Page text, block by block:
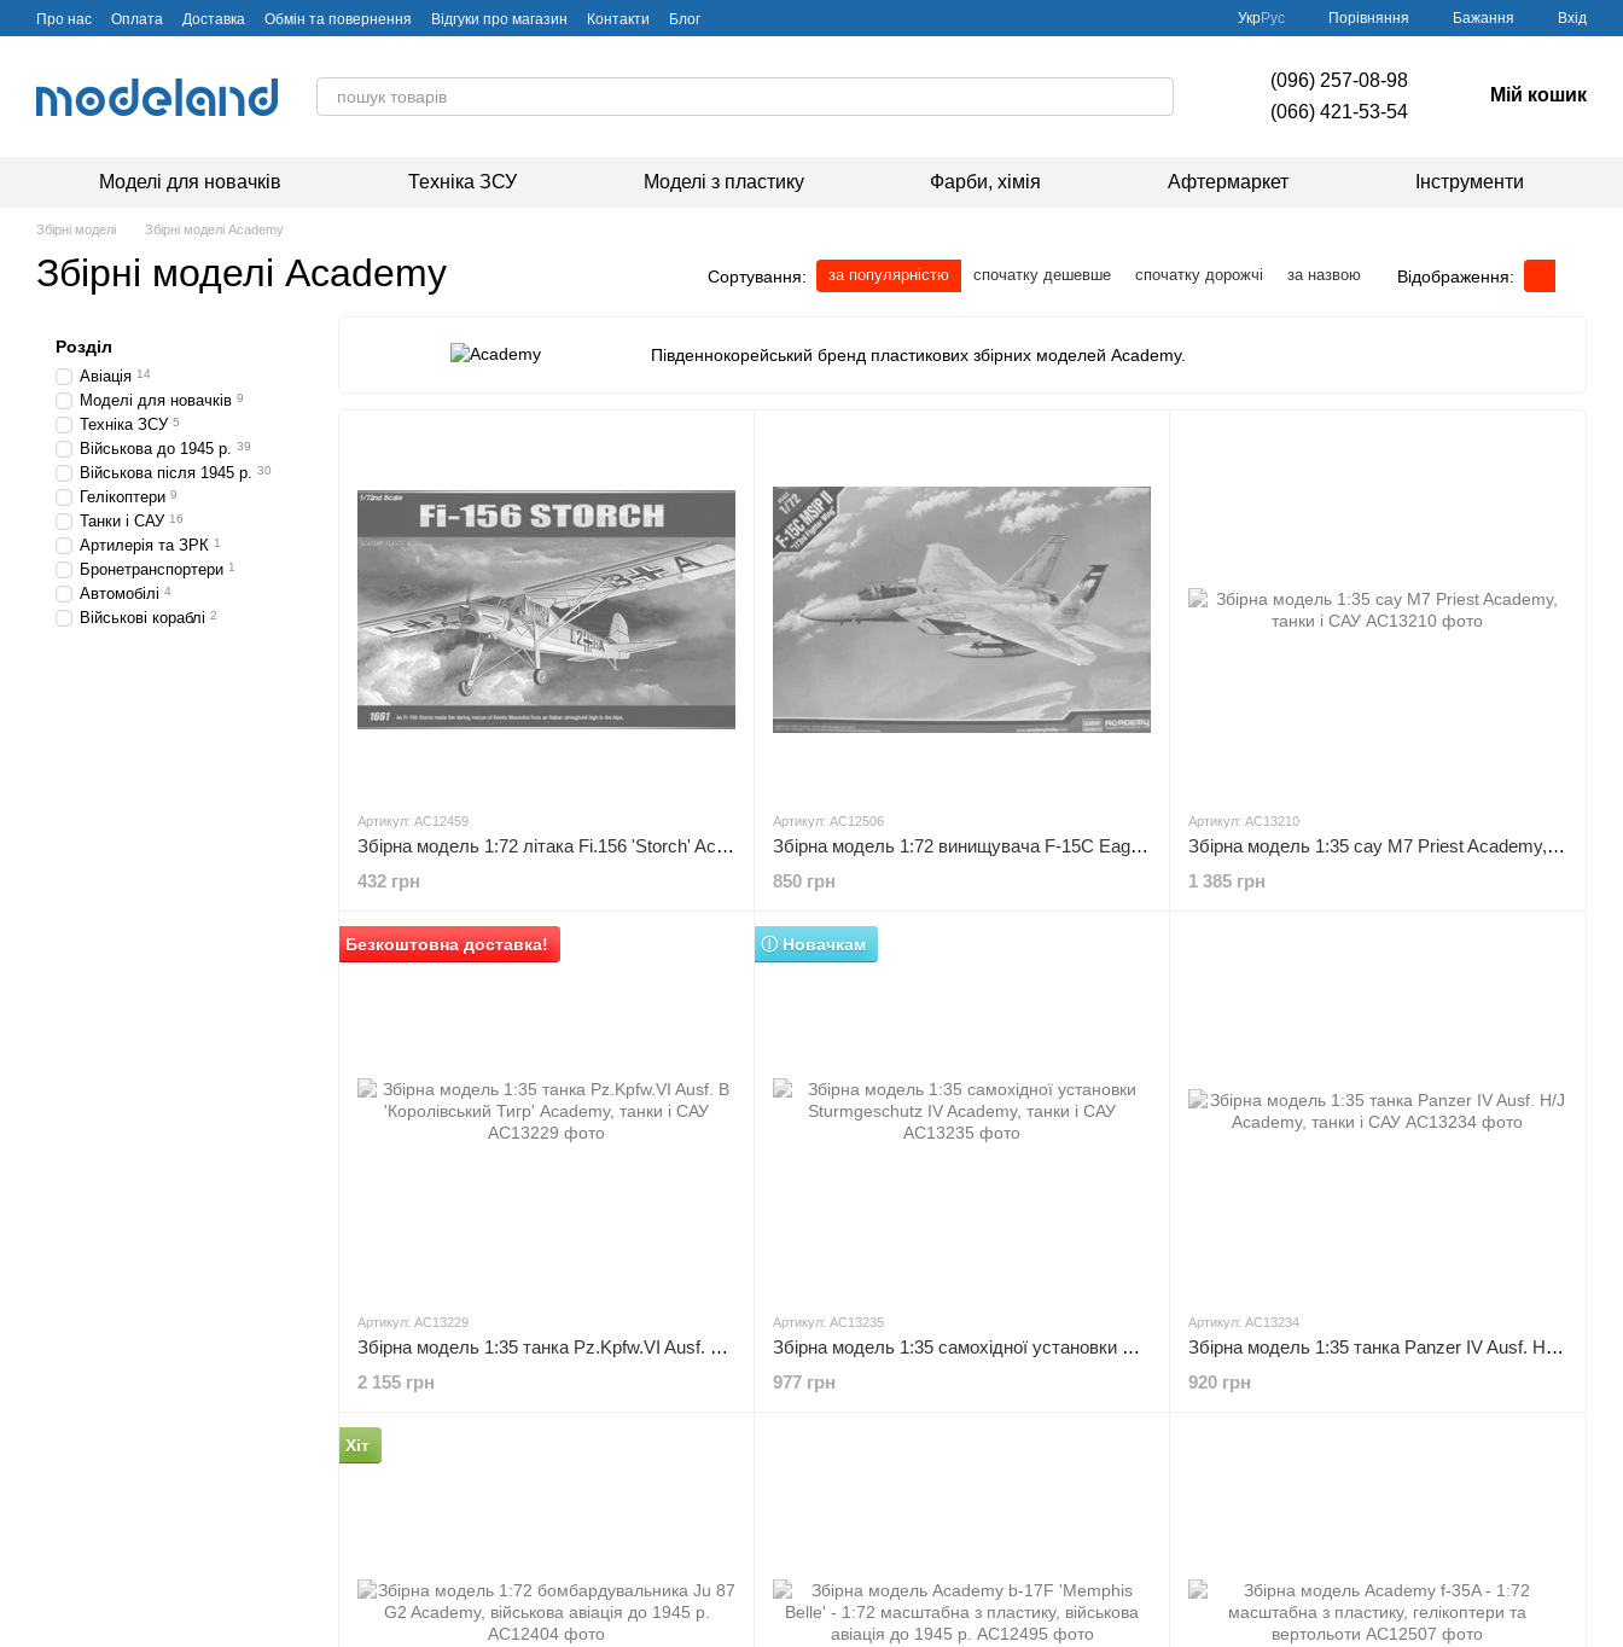
Перейти до основного контенту
Про нас Оплата Доставка Обмін та повернення Відгуки про магазин Контакти Блог УкрРус Порівняння Бажання Вхід
(096) 257-08-98
(066) 421-53-54
Мій кошик
Моделі для новачків Техніка ЗСУ Моделі з пластику Фарби, хімія Афтермаркет Інструменти
Збірні моделі Збірні моделі Academy
Збірні моделі Academy Сортування: за популярністю спочатку дешевше спочатку дорожчі за назвою Відображення:
Південнокорейський бренд пластикових збірних моделей Academy.
Артикул: AC12459
Збірна модель 1:72 літака Fi.156 'Storch' Academy, військова авіація до 1945 р.
432 грн
Артикул: AC12506
Збірна модель 1:72 винищувача F-15C Eagle Academy, гелікоптери та вертольоти
850 грн
Артикул: AC13210
Збірна модель 1:35 сау M7 Priest Academy, танки і САУ
1 385 грн
Безкоштовна доставка!
Артикул: AC13229
Збірна модель 1:35 танка Pz.Kpfw.VI Ausf. B 'Королівський Тигр' Academy, танки і САУ
2 155 грн
ⓘ Новачкам
Артикул: AC13235
Збірна модель 1:35 самохідної установки Sturmgeschutz IV Academy, танки і САУ
977 грн
Артикул: AC13234
Збірна модель 1:35 танка Panzer IV Ausf. H/J Academy, танки і САУ
920 грн
Хіт
Розділ
Авіація 14
Моделі для новачків 9
Техніка ЗСУ 5
Військова до 1945 р. 39
Військова після 1945 р. 30
Гелікоптери 9
Танки і САУ 16
Артилерія та ЗРК 1
Бронетранспортери 1
Автомобілі 4
Військові кораблі 2